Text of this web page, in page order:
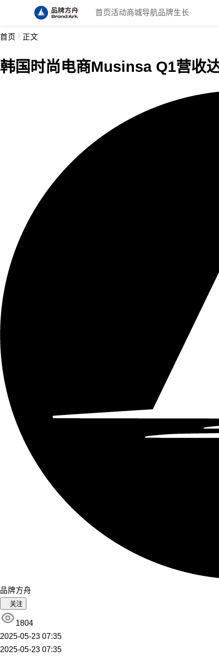
首页 活动商城导航品牌生长
首页 正文
韩国时尚电商Musinsa Q1营收
品牌方舟
关注
1804
2025-05-23 07:35
2025-05-23 07:35